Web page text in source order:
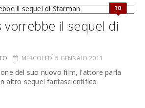
10
vorrebbe il sequel di
MERCOLEDÌ 5 GENNAIO 2011
del suo nuovo film, l'attore parla
altro sequel fantascientifico.